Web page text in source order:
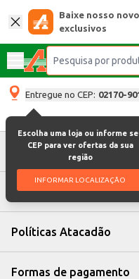
Baixe nosso
exclusivos
Entregue no CEP: 02170-
Escolha uma loja ou informe
CEP para ver ofertas da sua
região
INFORMAR LOCALIZAÇÃO
Atendimento
Institucional
Políticas Atacadão
Formas de pagamento